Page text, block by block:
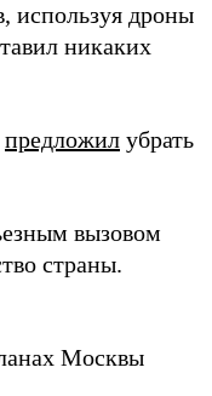
используя дроны
никаких
предложил убрать
вызовом
страны.
Москвы